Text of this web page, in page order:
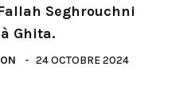
Seghrouchni
Ghita.
24 OCTOBRE 2024